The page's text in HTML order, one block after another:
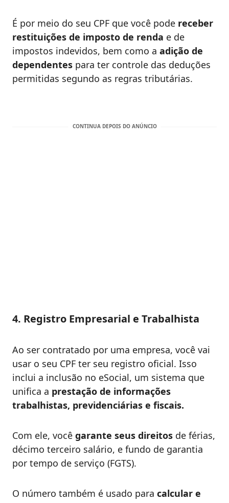
É por meio do seu CPF que você pode receber
restituições de imposto de renda e de
impostos indevidos, bem como a adição de
dependentes para ter controle das deduções
permitidas segundo as regras tributárias.
4. Registro Empresarial e Trabalhista
Ao ser contratado por uma empresa, você vai
usar o seu CPF ter seu registro oficial. Isso
inclui a inclusão no eSocial, um sistema que
unifica a prestação de informações
trabalhistas, previdenciárias e fiscais.
Com ele, você garante seus direitos de férias,
décimo terceiro salário, e fundo de garantia
por tempo de serviço (FGTS).
O número também é usado para calcular e